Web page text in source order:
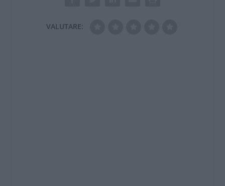
VALUTARE: